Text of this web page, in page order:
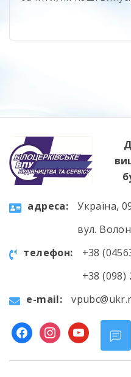
професійних висот
про свій
Іванюк — випускник
[…]
aдресa:
Україна,
вул.
телефон:
+38
+38 (098)
e-mail:
facebookinstagram
youtube